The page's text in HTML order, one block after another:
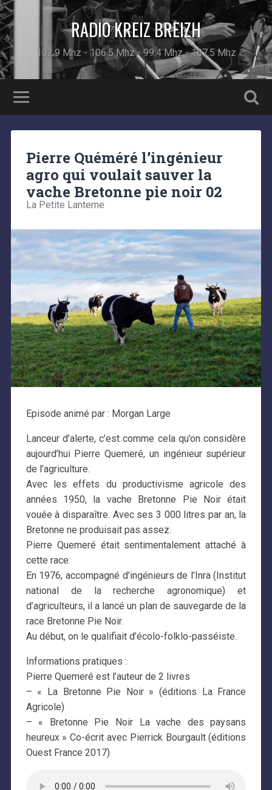
RADIO KREIZ BREIZH
102.9 Mhz - 106.5 Mhz - 99.4 Mhz - 107.5 Mhz
Pierre Quéméré l’ingénieur
agro qui voulait sauver la
vache Bretonne pie noir 02
La Petite Lanterne
Episode animé par : Morgan Large
Lanceur d’alerte, c’est comme cela qu’on considère
aujourd’hui Pierre Quemeré, un ingénieur supérieur
de l’agriculture.
Avec les effets du productivisme agricole des
années 1950, la vache Bretonne Pie Noir était
vouée à disparaître. Avec ses 3 000 litres par an, la
Bretonne ne produisait pas assez.
Pierre Quemeré était sentimentalement attaché à
cette race.
En 1976, accompagné d’ingénieurs de l’Inra (Institut
national de la recherche agronomique) et
d’agriculteurs, il a lancé un plan de sauvegarde de la
race Bretonne Pie Noir.
Au début, on le qualifiait d’écolo-folklo-passéiste.
Informations pratiques :
Pierre Quemeré est l’auteur de 2 livres
– « La Bretonne Pie Noir » (éditions La France
Agricole)
– « Bretonne Pie Noir La vache des paysans
heureux » Co-écrit avec Pierrick Bourgault (éditions
Ouest France 2017)